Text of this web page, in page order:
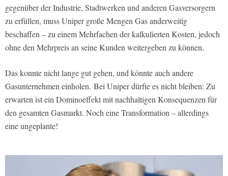
gegenüber der Industrie, Stadtwerken und anderen Gasversorgern
zu erfüllen, mussUnipergroße Mengen Gas anderweitig
beschaffen – zu einem Mehrfachen der kalkulierten Kosten, jedoch
ohne den Mehrpreis an seine Kunden weitergeben zu können.
Das konnte nicht lange gut gehen, und könnte auch andere
Gasunternehmen einholen. Bei Uniperdürfte es nicht bleiben: Zu
erwarten ist ein Dominoeffekt mit nachhaltigen Konsequenzen für
den gesamten Gasmarkt. Noch eine Transformation – allerdings
eine ungeplante!